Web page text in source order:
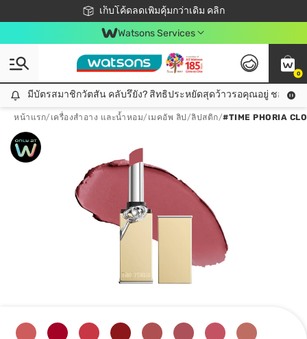
เก็บโค้ดลดเพิ่มคุ้มกว่าเดิม คลิก
ชอปออนไลน์ครั้งแรก ลดเพิ่มจุก ๆ 10%! 🎉
📦ส่งฟรี! เมื่อชอป 499฿
สมาชิกวัตสัน คลับดียังไง?
Watsons Services
0
มีบัตรสมาชิกวัตสัน คลับรึยัง? สิทธิประหยัดสุดว้าวรอคุณอยู่ ชอปคุ้มกว่าเดิม คลิก!
มีบัตรสมาชิกวัตสัน คลับรึยัง? สิทธิประหยัดสุดว้าวรอคุณอยู่ ชอปคุ้มก
หน้าแรก/ เครื่องสำอาง และน้ำหอม/ เมคอัพ ลิป /ลิปสติก/#TIME PHORIA